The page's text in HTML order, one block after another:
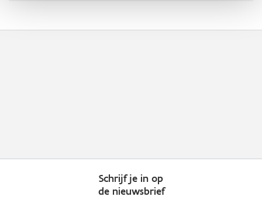
Schrijf je in op
de nieuwsbrief